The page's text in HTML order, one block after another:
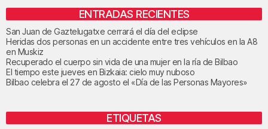
ENTRADAS RECIENTES
San Juan de Gaztelugatxe cerrará el día del eclipse
Heridas dos personas en un accidente entre tres vehículos en la A8
en Muskiz
Recuperado el cuerpo sin vida de una mujer en la ría de Bilbao
El tiempo este jueves en Bizkaia: cielo muy nuboso
Bilbao celebra el 27 de agosto el «Día de las Personas Mayores»
ETIQUETAS